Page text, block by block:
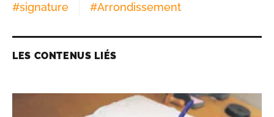
#signature #Arrondissement
LES CONTENUS LIÉS